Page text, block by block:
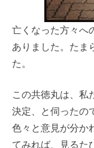
亡くなった方々へ
ありました。たま
た。
この共徳丸は、私
決定、と伺ったの
色々と意見が分か
てみれば、見るた